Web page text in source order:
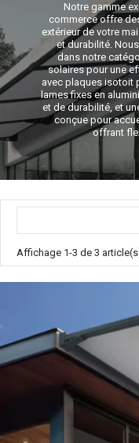
Notre gamme
commerce offre
extérieur de votre
et durabilité.
dans notre
solaires pour une
avec plaques isotoit
lames fixes en
et de durabilité, et
conçue pour
offrant
Affichage 1-3 de 3